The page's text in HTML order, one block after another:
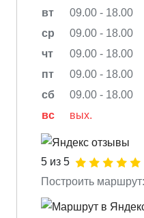
вт
09.00 - 18.00
ср
09.00 - 18.00
чт
09.00 - 18.00
пт
09.00 - 18.00
сб
09.00 - 18.00
вс
вых.
5 из 5
Построить маршрут: